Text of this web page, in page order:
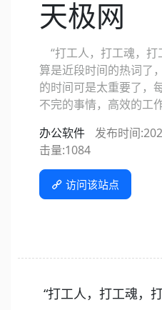
天极网
“打工人，打工魂，打
算是近段时间的热词了
的时间可是太重要了，
不完的事情，高效的工
办公软件
发布时间
击量:1084
访问该站点
“打工人，打工魂，打